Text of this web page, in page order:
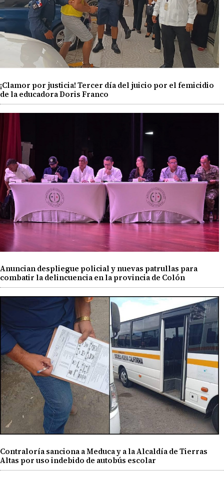
¡Clamor por justicia! Tercer día del juicio por el femicidio
de la educadora Doris Franco
Anuncian despliegue policial y nuevas patrullas para
combatir la delincuencia en la provincia de Colón
Contraloría sanciona a Meduca y a la Alcaldía de Tierras
Altas por uso indebido de autobús escolar